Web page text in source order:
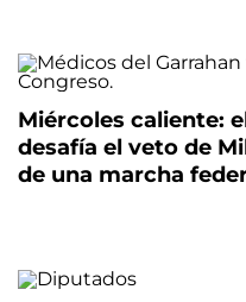
Miércoles caliente:
desafía el veto de
de una marcha